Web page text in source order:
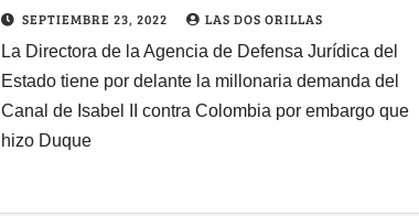
por la Triple A
SEPTIEMBRE 23, 2022 LAS DOS ORILLAS
La Directora de la Agencia de Defensa Jurídica del
Estado tiene por delante la millonaria demanda del
Canal de Isabel II contra Colombia por embargo que
hizo Duque